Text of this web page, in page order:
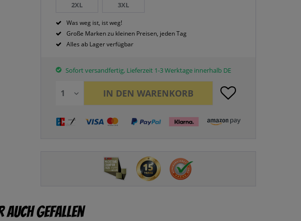
2XL 3XL
Was weg ist, ist weg!
Große Marken zu kleinen Preisen, jeden Tag
Alles ab Lager verfügbar
Sofort versandfertig, Lieferzeit 1-3 Werktage innerhalb DE
IN DEN WARENKORB
auch gefallen